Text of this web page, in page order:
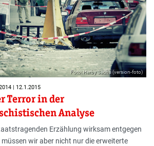
Foto: Herby Sachs (version-foto)
| 12.1.2015
Terror in der
Analyse
Erzählung wirksam entgegen
wir aber nicht nur die erweiterte